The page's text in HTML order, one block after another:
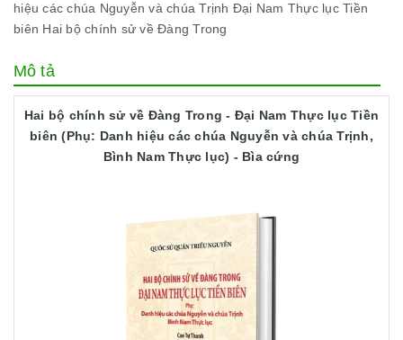
hiệu các chúa Nguyễn và chúa Trịnh Đại Nam Thực lục Tiền
biên Hai bộ chính sử về Đàng Trong
Mô tả
Hai bộ chính sử về Đàng Trong - Đại Nam Thực lục Tiền
biên (Phụ: Danh hiệu các chúa Nguyễn và chúa Trịnh,
Bình Nam Thực lục) - Bìa cứng